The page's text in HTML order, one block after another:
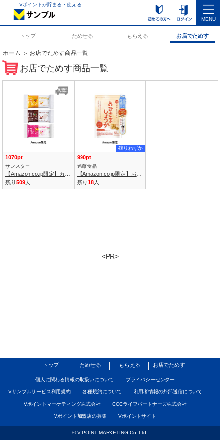
Vポイントが貯まる・使える
MENU
トップ ためせる もらえる お店でためす
ホーム ＞ お店でためす商品一覧
お店でためす商品一覧
1070pt
サンスター
残り509 人
残りわずか
990pt
遠藤食品
残り18人
<PR>
トップ ためせる もらえる お店でためす
個人に関わる情報の取扱いについて プライバシーセンター
Vサンプルサービス利用規約 各種規約について 利用者情報の外部送信について
Vポイントマーケティング株式会社 CCCライフパートナーズ株式会社
Vポイント加盟店の募集 Vポイントサイト
© V POINT MARKETING Co.,Ltd.